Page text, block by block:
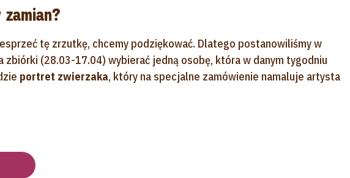
tę zrzutkę, chcemy podziękować. Dlatego postanowiliśmy w
zbiórki (28.03-17.04) wybierać jedną osobę, która w danym tygodniu
portret zwierzaka, który na specjalne zamówienie namaluje artysta